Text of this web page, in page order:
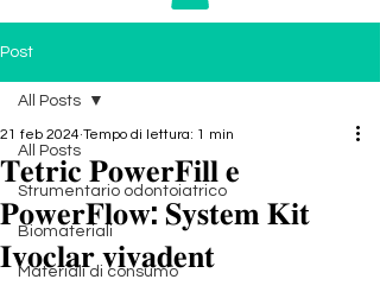
Post
All Posts
Strumentario odontoiatrico
Biomateriali
Materiali di consumo
All Posts
𝐓𝐞𝐭𝐫𝐢𝐜 𝐏𝐨𝐰𝐞𝐫𝐅𝐢𝐥𝐥 𝐞
𝐏𝐨𝐰𝐞𝐫𝐅𝐥𝐨𝐰: 𝐒𝐲𝐬𝐭𝐞𝐦 𝐊𝐢𝐭
𝐈𝐯𝐨𝐜𝐥𝐚𝐫 𝐯𝐢𝐯𝐚𝐝𝐞𝐧𝐭
21 feb 2024 Tempo di lettura: 1 min